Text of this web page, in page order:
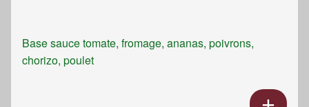
Base sauce tomate, fromage, ananas, poivrons,
chorizo, poulet